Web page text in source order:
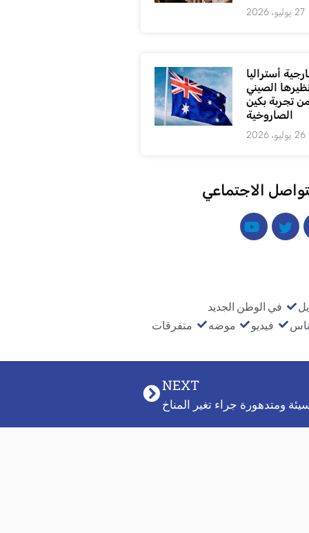
27 يوليو، 2026
أستراليا
الصيني
تجربة بكين
الصاروخية
26 يوليو، 2026
الاجتماعي
في الوطن الجديد
فيديو موضه متفرقات
NEXT
ومتدهورة جراء تغير المناخ